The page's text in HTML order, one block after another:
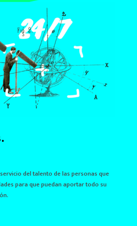
del talento de las personas que
para que puedan aportar todo su